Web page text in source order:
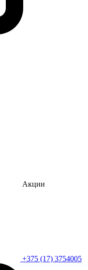
Акции
+375 (17) 3754005